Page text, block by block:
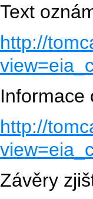
Text
http://
Informace
http://
Závěry